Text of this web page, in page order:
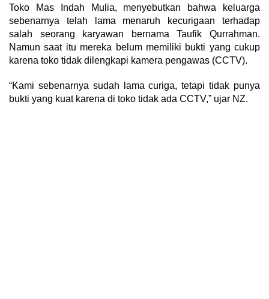
Toko Mas Indah Mulia, menyebutkan bahwa keluarga
sebenarnya telah lama menaruh kecurigaan terhadap
salah seorang karyawan bernama Taufik Qurrahman.
Namun saat itu mereka belum memiliki bukti yang cukup
karena toko tidak dilengkapi kamera pengawas (CCTV).
“Kami sebenarnya sudah lama curiga, tetapi tidak punya
bukti yang kuat karena di toko tidak ada CCTV,” ujar NZ.